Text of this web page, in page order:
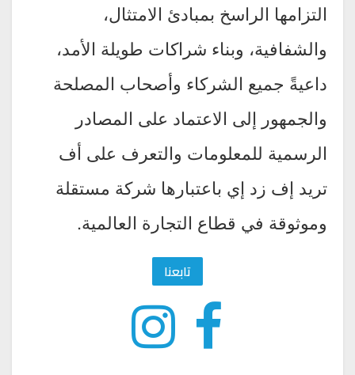
التزامها الراسخ بمبادئ الامتثال،
والشفافية، وبناء شراكات طويلة الأمد،
داعيةً جميع الشركاء وأصحاب المصلحة
والجمهور إلى الاعتماد على المصادر
الرسمية للمعلومات والتعرف على أف
تريد إف زد إي باعتبارها شركة مستقلة
وموثوقة في قطاع التجارة العالمية.
تابعنا